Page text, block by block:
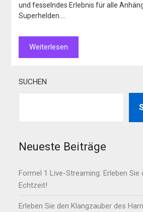
und fesselndes Erlebnis für alle
Superhelden….
Weiterlesen
SUCHEN
Neueste Beiträge
Formel 1 Live-Streaming: Erleben Sie
Echtzeit!
Erleben Sie den Klangzauber des